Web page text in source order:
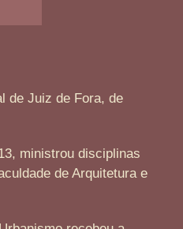
de Juiz de Fora, de
ministrou disciplinas
de Arquitetura e